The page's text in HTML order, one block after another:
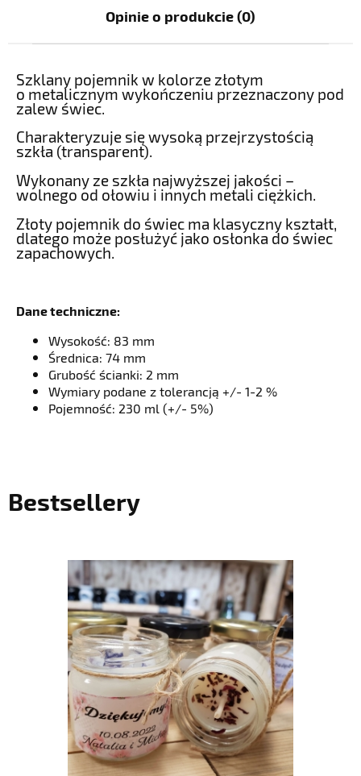
Opinie o produkcie (0)
Szklany pojemnik w kolorze złotym
o metalicznym wykończeniu przeznaczony pod
zalew świec.
Charakteryzuje się wysoką przejrzystością
szkła (transparent).
Wykonany ze szkła najwyższej jakości –
wolnego od ołowiu i innych metali ciężkich.
Złoty pojemnik do świec ma klasyczny kształt,
dlatego może posłużyć jako osłonka do świec
zapachowych.
Dane techniczne:
Wysokość: 83 mm
Średnica: 74 mm
Grubość ścianki: 2 mm
Wymiary podane z tolerancją +/- 1-2 %
Pojemność: 230 ml (+/- 5%)
Bestsellery
do koszyka